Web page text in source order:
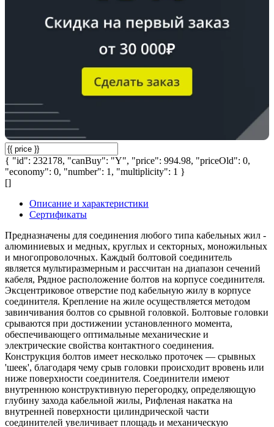
{ "id": 232178, "canBuy": "Y", "price": 994.98, "priceOld": 0,
"economy": 0, "number": 1, "multiplicity": 1 }
[]
Описание и характеристики
Сертификаты
Предназначены для соединения любого типа кабельных жил -
алюминиевых и медных, круглых и секторных, моножильных
и многопроволочных. Каждый болтовой соединитель
является мультиразмерным и рассчитан на диапазон сечений
кабеля, Рядное расположение болтов на корпусе соединителя.
Эксцентриковое отверстие под кабельную жилу в корпусе
соединителя. Крепление на жиле осуществляется методом
завинчивания болтов со срывной головкой. Болтовые головки
срываются при достижении установленного момента,
обеспечивающего оптимальные механические и
электрические свойства контактного соединения.
Конструкция болтов имеет несколько проточек — срывных
'шеек', благодаря чему срыв головки происходит вровень или
ниже поверхности соединителя. Соединители имеют
внутреннюю конструктивную перегородку, определяющую
глубину захода кабельной жилы, Рифленая накатка на
внутренней поверхности цилиндрической части
соединителей увеличивает площадь и механическую